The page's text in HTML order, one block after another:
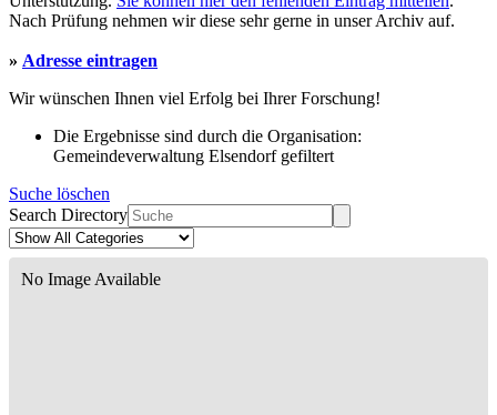
Nach Prüfung nehmen wir diese sehr gerne in unser Archiv auf.
» Adresse eintragen
Wir wünschen Ihnen viel Erfolg bei Ihrer Forschung!
Die Ergebnisse sind durch die Organisation:
Gemeindeverwaltung Elsendorf gefiltert
Suche löschen
Search Directory
No Image Available